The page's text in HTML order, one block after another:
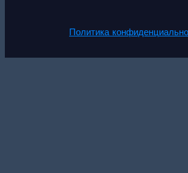
Политика